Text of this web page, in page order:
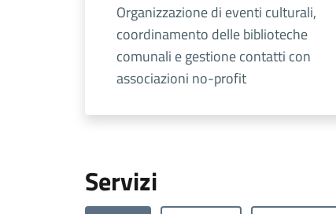
Organizzazione di eventi culturali,
coordinamento delle biblioteche
comunali e gestione contatti con
associazioni no-profit
Servizi